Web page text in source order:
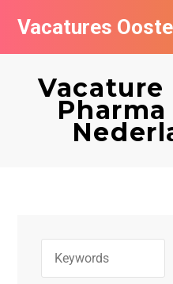
Vacatures
Vacatures per bedrijf